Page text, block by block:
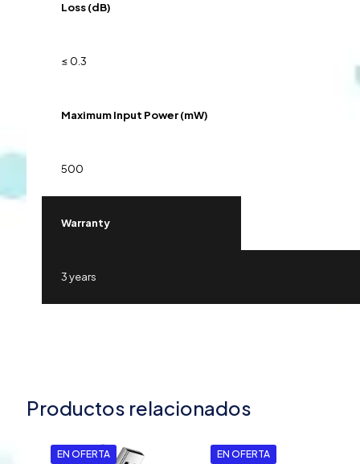
Loss (dB)
≤ 0.3
Maximum Input Power (mW)
500
Warranty
3 years
Productos relacionados
EN OFERTA EN OFERTA